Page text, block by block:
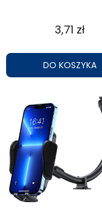
3,71 zł
DO KOSZYKA